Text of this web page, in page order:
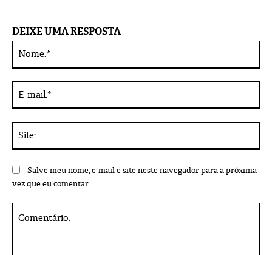
DEIXE UMA RESPOSTA
Salve meu nome, e-mail e site neste navegador para a próxima
vez que eu comentar.